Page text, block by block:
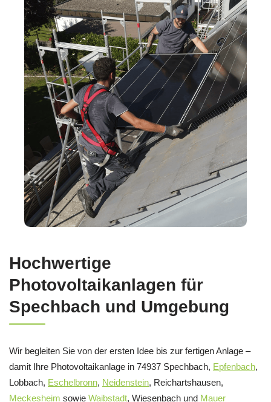
Hochwertige
Photovoltaikanlagen für
Spechbach und Umgebung
Wir begleiten Sie von der ersten Idee bis zur fertigen Anlage –
damit Ihre Photovoltaikanlage in 74937 Spechbach, Epfenbach,
Lobbach, Eschelbronn, Neidenstein, Reichartshausen,
Meckesheim sowie Waibstadt, Wiesenbach und Mauer